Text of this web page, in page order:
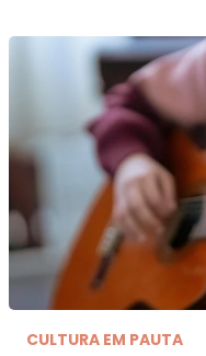
CULTURA EM PAUTA